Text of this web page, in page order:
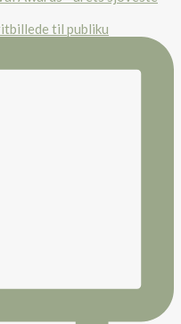
til publiku